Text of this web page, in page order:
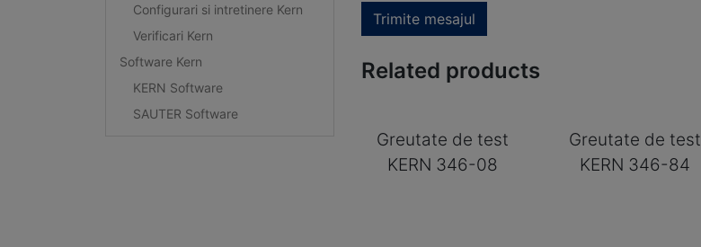
Configurari si intretinere Kern
Verificari Kern
Software Kern
KERN Software
SAUTER Software
Trimite mesajul
Related products
Greutate de test
KERN 346-08
Greutate de test
KERN 346-84